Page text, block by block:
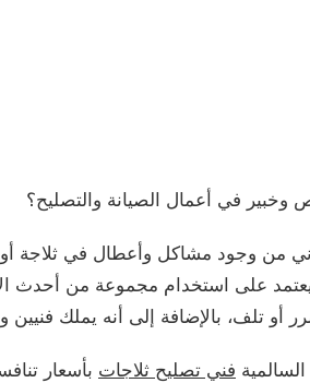
في أعمال الصيانة والتصليح؟
من وجود مشاكل وأعطال في ثلاجة
على استخدام مجموعة من أحدث
بالإضافة إلى أنه يملك فنيين
فني تصليح ثلاجات بأسعار